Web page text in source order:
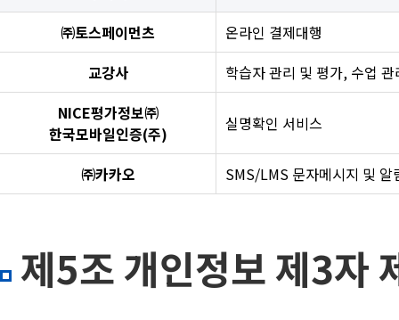
㈜토스페이먼츠
온라인 결제대행
교강사
학습자 관리 및 평가, 수업
NICE평가정보㈜
한국모바일인증(주)
실명확인 서비스
㈜카카오 SMS/LMS 문자메시지 및 알
제5조 개인정보 제3자